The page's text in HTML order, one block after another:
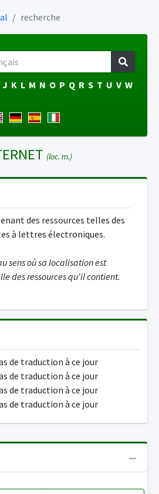
recherche
J K L M N O P Q R S T U V W
(loc. m.)
des ressources telles des
à lettres électroniques.
sens où sa localisation est
des ressources qu'il contient.
de traduction à ce jour
de traduction à ce jour
de traduction à ce jour
de traduction à ce jour